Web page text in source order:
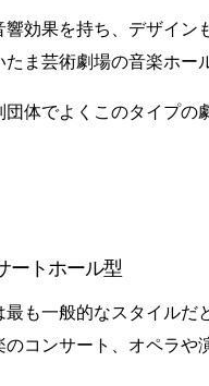
響効果を持ち、デザイン
たま芸術劇場の音楽ホー
団体でよくこのタイプの
ートホール型
最も一般的なスタイルだ
のコンサート、オペラや